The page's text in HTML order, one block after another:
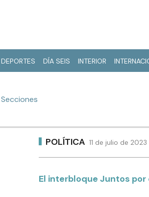
DEPORTES DÍA SEIS INTERIOR
Secciones
POLÍTICA 11 de julio de
El interbloque Juntos